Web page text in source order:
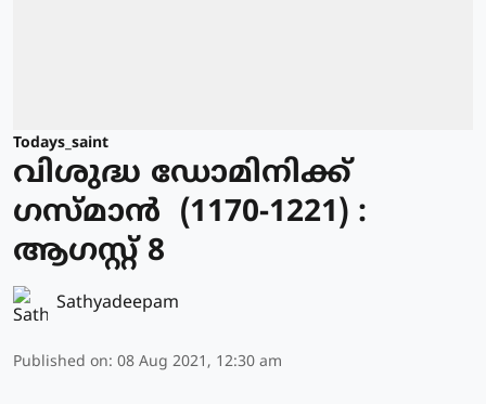
Todays_saint
വിശുദ്ധ ഡോമിനിക്ക്
ഗസ്മാന്‍ (1170-1221) :
ആഗസ്റ്റ് 8
Sathyadeepam
Published on: 08 Aug 2021, 12:30 am